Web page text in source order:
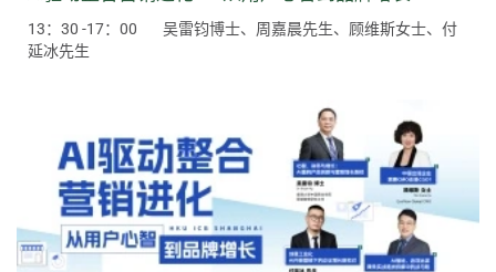
13：30 -17：00
吴雷钧博士、周嘉晨先生、顾维斯女士、付
延冰先生